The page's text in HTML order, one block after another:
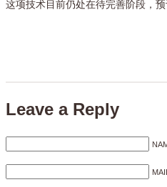
这项技术目前仍处在待完善阶段，
Leave a Reply